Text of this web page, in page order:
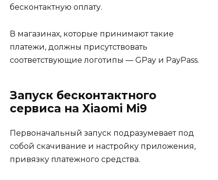
бесконтактную оплату.
В магазинах, которые принимают такие
платежи, должны присутствовать
соответствующие логотипы — GPay и PayPass.
Запуск бесконтактного
сервиса на Xiaomi Mi9
Первоначальный запуск подразумевает под
собой скачивание и настройку приложения,
привязку платежного средства.